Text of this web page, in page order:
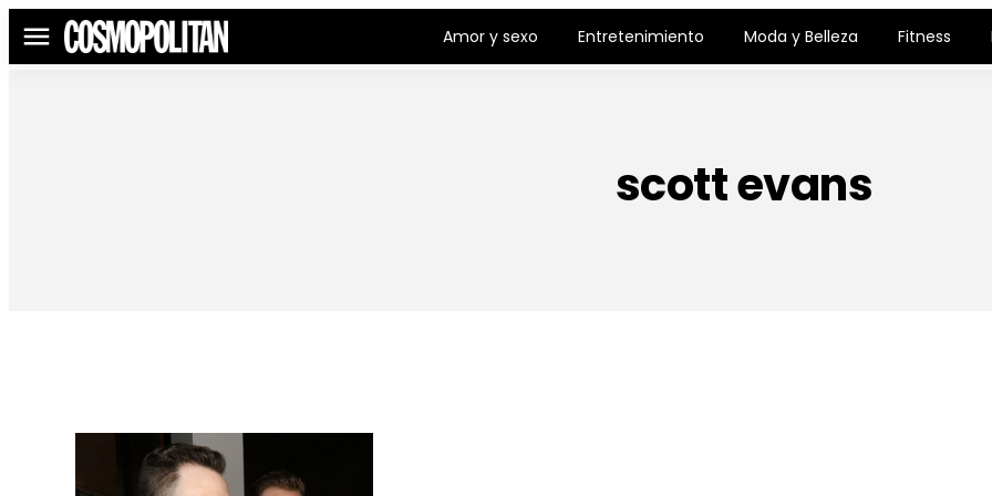
Menú Amor y sexo Entretenimiento Moda y Belleza Fitness
scott evans